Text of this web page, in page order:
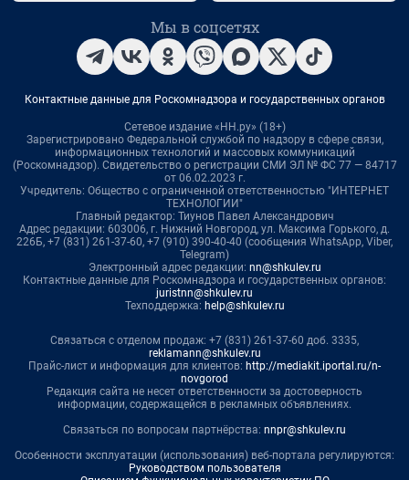
Мы в соцсетях
Контактные данные для Роскомнадзора и государственных органов
Сетевое издание «НН.ру» (18+)
Зарегистрировано Федеральной службой по надзору в сфере связи,
информационных технологий и массовых коммуникаций
(Роскомнадзор). Свидетельство о регистрации СМИ ЭЛ № ФС 77 — 84717
от 06.02.2023 г.
Учредитель: Общество с ограниченной ответственностью "ИНТЕРНЕТ
ТЕХНОЛОГИИ"
Главный редактор: Тиунов Павел Александрович
Адрес редакции: 603006, г. Нижний Новгород, ул. Максима Горького, д.
226Б, +7 (831) 261-37-60, +7 (910) 390-40-40 (сообщения WhatsApp, Viber,
Telegram)
Электронный адрес редакции: nn@shkulev.ru
Контактные данные для Роскомнадзора и государственных органов:
juristnn@shkulev.ru
Техподдержка: help@shkulev.ru
Связаться с отделом продаж: +7 (831) 261-37-60 доб. 3335,
reklamann@shkulev.ru
Прайс-лист и информация для клиентов: http://mediakit.iportal.ru/n-
novgorod
Редакция сайта не несет ответственности за достоверность
информации, содержащейся в рекламных объявлениях.
Связаться по вопросам партнёрства: nnpr@shkulev.ru
Особенности эксплуатации (использования) веб-портала регулируются:
Руководством пользователя